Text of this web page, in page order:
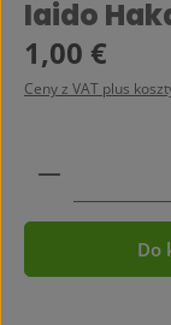
Iaido
Cena regularna:
1,00 €
Ceny z VAT plus
Ilość
Do